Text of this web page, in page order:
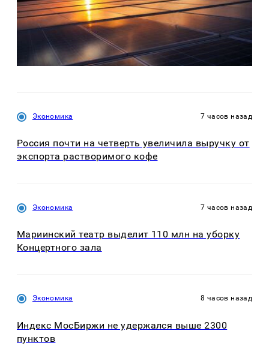
Экономика 7 часов назад
Россия почти на четверть увеличила выручку от
экспорта растворимого кофе
Экономика 7 часов назад
Мариинский театр выделит 110 млн на уборку
Концертного зала
Экономика 8 часов назад
Индекс МосБиржи не удержался выше 2300
пунктов